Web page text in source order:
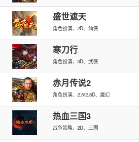
盛世遮天
角色扮演、2D、仙侠
寒刀行
角色扮演、3D、武侠
赤月传说2
角色扮演、2.5/2.8D、魔幻
热血三国3
战争策略、2D、三国